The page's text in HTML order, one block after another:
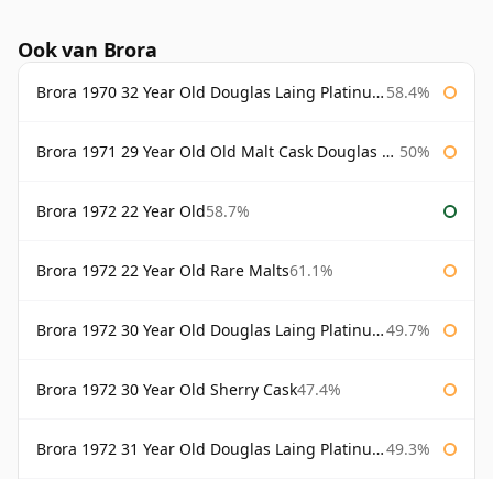
Ook van Brora
Brora 1970 32 Year Old Douglas Laing Platinum Selection 58.4%
Brora 1971 29 Year Old Old Malt Cask Douglas Laing 50%
Brora 1972 22 Year Old58.7%
Brora 1972 22 Year Old Rare Malts61.1%
Brora 1972 30 Year Old Douglas Laing Platinum Selection 49.7%
Brora 1972 30 Year Old Sherry Cask47.4%
Brora 1972 31 Year Old Douglas Laing Platinum Selection 49.3%